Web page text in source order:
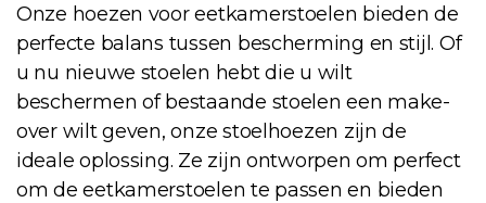
Onze hoezen voor eetkamerstoelen bieden de
perfecte balans tussen bescherming en stijl. Of
u nu nieuwe stoelen hebt die u wilt
beschermen of bestaande stoelen een make-
over wilt geven, onze stoelhoezen zijn de
ideale oplossing. Ze zijn ontworpen om perfect
om de eetkamerstoelen te passen en bieden